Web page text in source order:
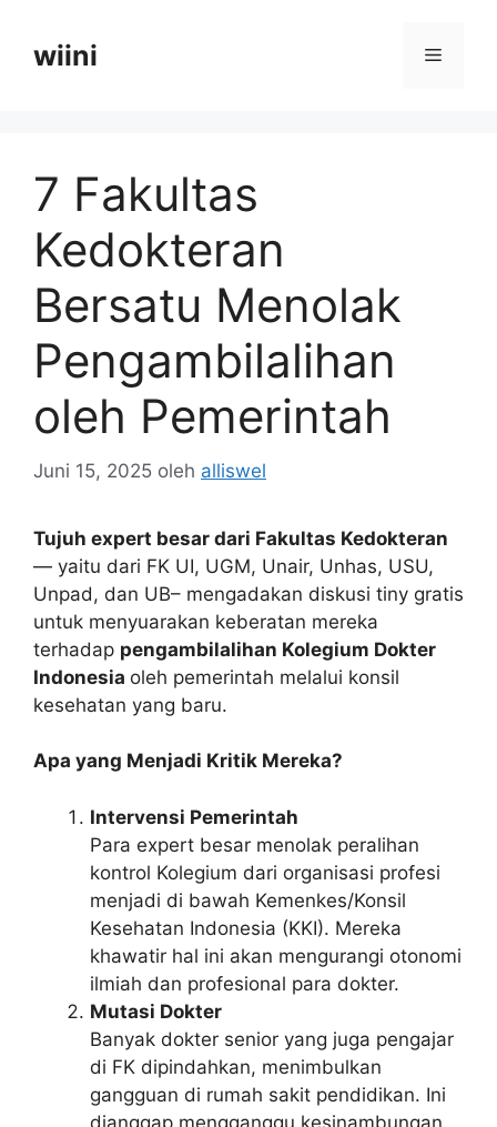
wiini Menu
7 Fakultas
Kedokteran
Bersatu Menolak
Pengambilalihan
oleh Pemerintah
Juni 15, 2025 oleh alliswel
Tujuh expert besar dari Fakultas Kedokteran
— yaitu dari FK UI, UGM, Unair, Unhas, USU,
Unpad, dan UB– mengadakan diskusi tiny gratis
untuk menyuarakan keberatan mereka
terhadap pengambilalihan Kolegium Dokter
Indonesia oleh pemerintah melalui konsil
kesehatan yang baru.
Apa yang Menjadi Kritik Mereka?
Intervensi Pemerintah
Para expert besar menolak peralihan
kontrol Kolegium dari organisasi profesi
menjadi di bawah Kemenkes/Konsil
Kesehatan Indonesia (KKI). Mereka
khawatir hal ini akan mengurangi otonomi
ilmiah dan profesional para dokter.
Mutasi Dokter
Banyak dokter senior yang juga pengajar
di FK dipindahkan, menimbulkan
gangguan di rumah sakit pendidikan. Ini
dianggap mengganggu kesinambungan